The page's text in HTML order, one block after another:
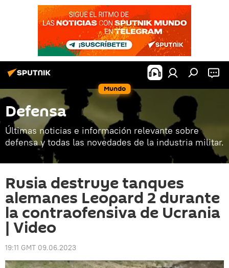
Mundo
Defensa
Últimas noticias e información relevante sobre
defensa y todas las novedades de la industria militar.
Rusia destruye tanques
alemanes Leopard 2 durante
la contraofensiva de Ucrania
| Video
19:11 GMT 09.06.2023